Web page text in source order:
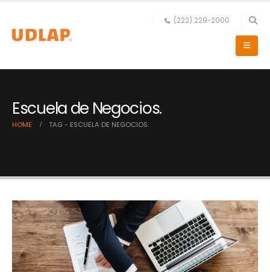
(222) 229-2000
Escuela de Negocios.
HOME TAG - ESCUELA DE NEGOCIOS.